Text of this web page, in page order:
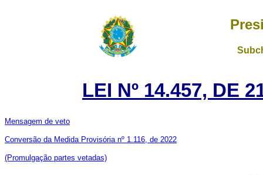
LEI Nº 14.457, DE
Mensagem de veto
Conversão da Medida Provisória nº 1.116, de 2022
(Promulgação partes vetadas)